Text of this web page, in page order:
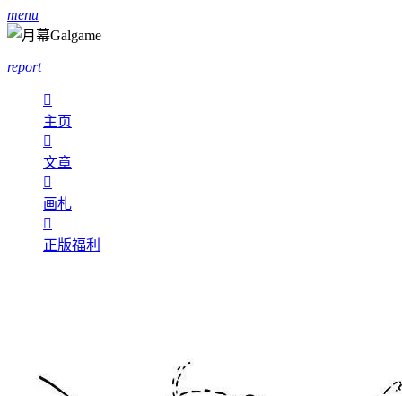
menu
report

主页

文章

画札

正版福利